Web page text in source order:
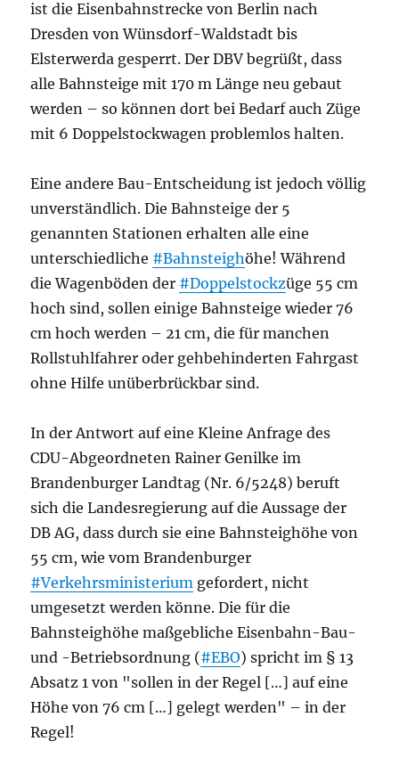
ist die Eisenbahnstrecke von Berlin nach
Dresden von Wünsdorf-Waldstadt bis
Elsterwerda gesperrt. Der DBV begrüßt, dass
alle Bahnsteige mit 170 m Länge neu gebaut
werden – so können dort bei Bedarf auch Züge
mit 6 Doppelstockwagen problemlos halten.
Eine andere Bau-Entscheidung ist jedoch völlig
unverständlich. Die Bahnsteige der 5
genannten Stationen erhalten alle eine
unterschiedliche #Bahnsteighöhe! Während
die Wagenböden der #Doppelstockzüge 55 cm
hoch sind, sollen einige Bahnsteige wieder 76
cm hoch werden – 21 cm, die für manchen
Rollstuhlfahrer oder gehbehinderten Fahrgast
ohne Hilfe unüberbrückbar sind.
In der Antwort auf eine Kleine Anfrage des
CDU-Abgeordneten Rainer Genilke im
Brandenburger Landtag (Nr. 6/5248) beruft
sich die Landesregierung auf die Aussage der
DB AG, dass durch sie eine Bahnsteighöhe von
55 cm, wie vom Brandenburger
#Verkehrsministerium gefordert, nicht
umgesetzt werden könne. Die für die
Bahnsteighöhe maßgebliche Eisenbahn-Bau-
und -Betriebsordnung (#EBO) spricht im § 13
Absatz 1 von "sollen in der Regel […] auf eine
Höhe von 76 cm […] gelegt werden" – in der
Regel!